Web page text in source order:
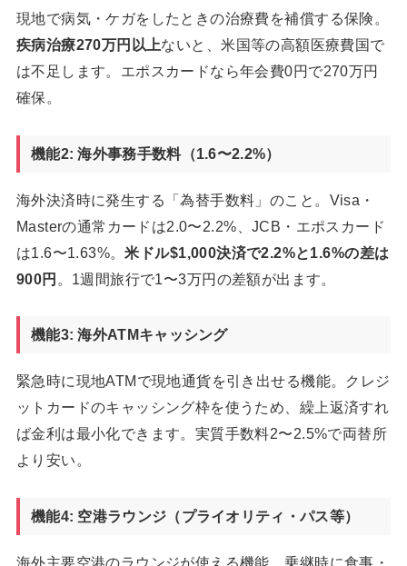
現地で病気・ケガをしたときの治療費を補償する保険。
疾病治療270万円以上ないと、米国等の高額医療費国で
は不足します。エポスカードなら年会費0円で270万円
確保。
機能2: 海外事務手数料（1.6〜2.2%）
海外決済時に発生する「為替手数料」のこと。Visa・
Masterの通常カードは2.0〜2.2%、JCB・エポスカード
は1.6〜1.63%。米ドル$1,000決済で2.2%と1.6%の差は
900円 。1週間旅行で1〜3万円の差額が出ます。
機能3: 海外ATMキャッシング
緊急時に現地ATMで現地通貨を引き出せる機能。クレジ
ットカードのキャッシング枠を使うため、繰上返済すれ
ば金利は最小化できます。実質手数料2〜2.5%で両替所
より安い。
機能4: 空港ラウンジ（プライオリティ・パス等）
海外主要空港のラウンジが使える機能。乗継時に食事・